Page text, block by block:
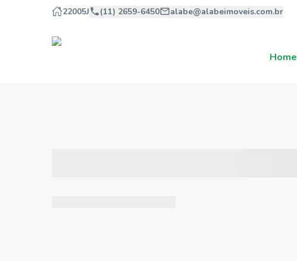
22005J (11) 2659-6450 alabe@alabeimoveis.com.br
Home